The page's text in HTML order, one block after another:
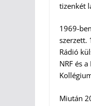
tizenkét
1969-
szerzett.
Rádió
NRF és
Miután